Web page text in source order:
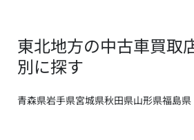
東北地方の中古車買取
別に探す
青森県岩手県宮城県秋田県山形県福島県